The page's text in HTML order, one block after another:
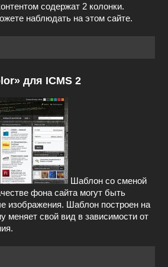
содержат 2 колонки.
наблюдать на этом сайте.
для ICMS 2
Шаблон со сменой
фона сайта могут быть
изображения. Шаблон построен на
меняет свой вид в зависимости от